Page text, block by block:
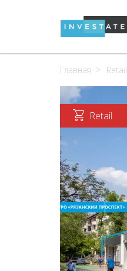
Главная Retail
Retail